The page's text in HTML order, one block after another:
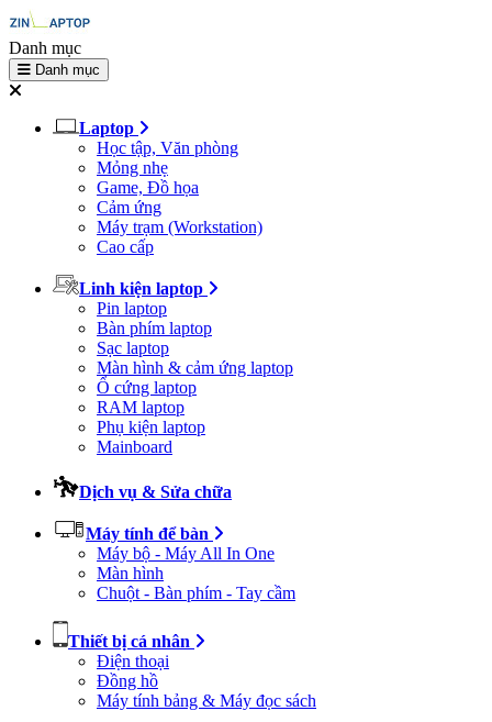
Danh mục
Danh mục
Laptop
Học tập, Văn phòng
Mỏng nhẹ
Game, Đồ họa
Cảm ứng
Máy trạm (Workstation)
Cao cấp
Linh kiện laptop
Pin laptop
Bàn phím laptop
Sạc laptop
Màn hình & cảm ứng laptop
Ổ cứng laptop
RAM laptop
Phụ kiện laptop
Mainboard
Dịch vụ & Sửa chữa
Máy tính để bàn
Máy bộ - Máy All In One
Màn hình
Chuột - Bàn phím - Tay cầm
Thiết bị cá nhân
Điện thoại
Đồng hồ
Máy tính bảng & Máy đọc sách